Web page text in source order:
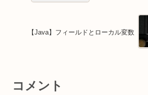
【Java】フィールドとローカル変数
コメント